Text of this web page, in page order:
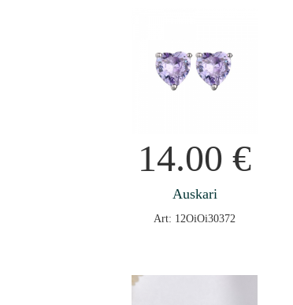
14.00€
Auskari
Art: 12OiOi30372